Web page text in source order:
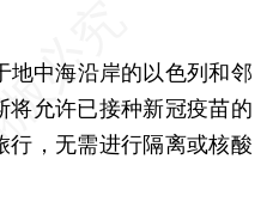
中海沿岸的以色列和邻
将允许已接种新冠疫苗的
行，无需进行隔离或核酸